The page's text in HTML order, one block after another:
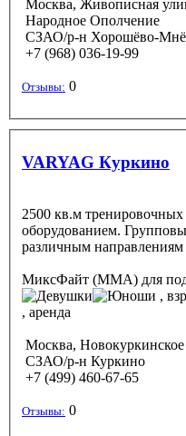
Москва, Живописная
Народное Ополчение
СЗАО/р-н Хорошёво-
+7 (968) 036-19-99
Отзывы: 0
VARYAG Куркино
2500 кв.м
оборудованием.
различным направлениям
МиксФайт (ММА) для
,
, аренда
Москва, Новокуркинское
СЗАО/р-н Куркино
+7 (499) 460-67-65
Отзывы: 0